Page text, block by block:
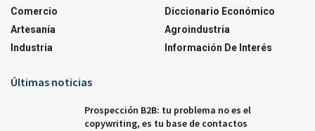
Comercio
Artesanía
Industria
Diccionario Económico
Agroindustria
Información De Interés
Últimas noticias
Prospección B2B: tu problema no es el
copywriting, es tu base de contactos